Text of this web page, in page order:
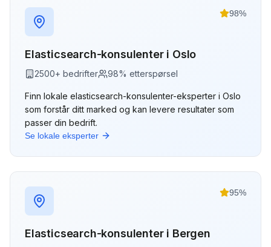
98%
Elasticsearch-konsulenteri Oslo
2500+ bedrifter 98% etterspørsel
Finn lokale elasticsearch-konsulenter-eksperter i Oslo
som forstår ditt marked og kan levere resultater som
passer din bedrift.
Se lokale eksperter
95%
Elasticsearch-konsulenteri Bergen